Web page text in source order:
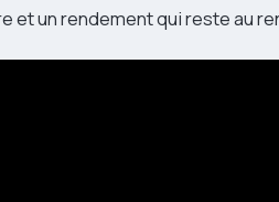
et un rendement qui reste au